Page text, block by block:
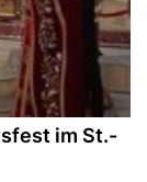
im St.-